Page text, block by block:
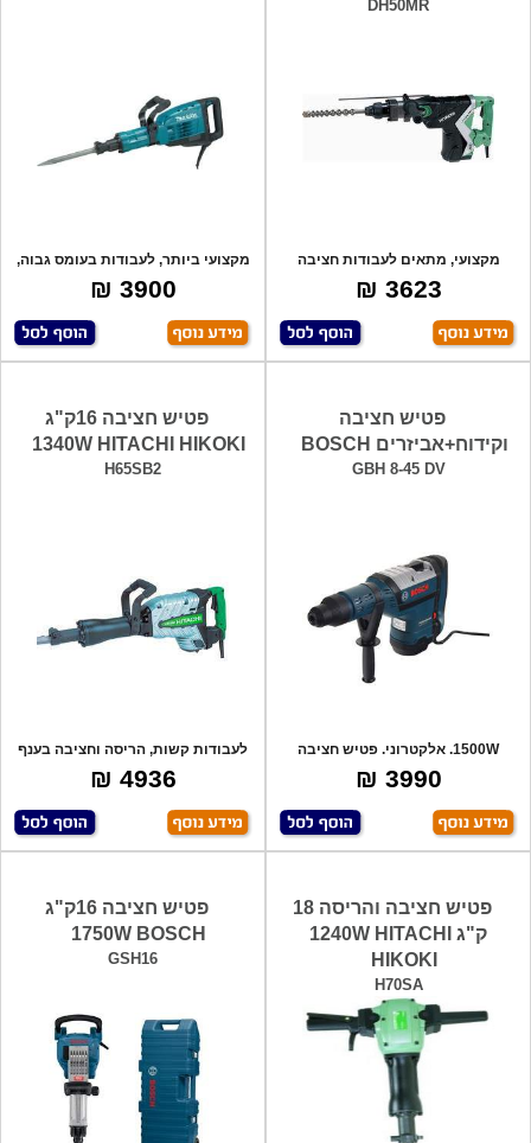
DH50MR
מקצועי, מתאים לעבודות חציבה
וקידוח בבנין
3623 ₪
מקצועי ביותר, לעבודות בעומס גבוה,
עוצמת
3900 ₪
פטיש חציבה
וקידוח+אביזרים BOSCH
GBH 8-45 DV
1500W. אלקטרוני. פטיש חציבה
וקידוח. משק
3990 ₪
פטיש חציבה 16ק"ג
1340W HITACHI HIKOKI
H65SB2
לעבודות קשות, הריסה וחציבה בענף
הבנין, מ
4936 ₪
פטיש חציבה והריסה 18
ק"ג 1240W HITACHI
HIKOKI
H70SA
פטיש חציבה 16ק"ג
1750W BOSCH
GSH16